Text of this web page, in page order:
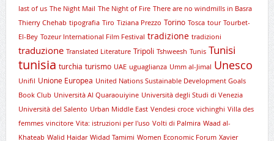
last of us The Night Mail The Night of Fire There are no windmills in Basra
Thierry Chehab tipografia Tiro Tiziana Prezzo Torino Tosca tour Tourbet-
El-Bey Tozeur International Film Festival tradizione tradizioni
traduzione Translated Literature Tripoli Tshweesh Tunis Tunisi
tunisia turchia turismo UAE uguaglianza Umm al-Jimal Unesco
Unifil Unione Europea United Nations Sustainable Development Goals
Book Club Università Al Quaraouiyine Università degli Studi di Venezia
Università del Salento Urban Middle East Vendesi croce vichinghi Villa des
femmes vincitore Vita: istruzioni per l'uso Volti di Palmira Waad al-
Khateab Walid Haidar Widad Tamimi Women Economic Forum Xavier